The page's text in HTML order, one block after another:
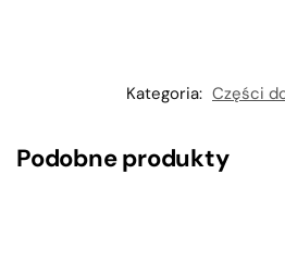
Kategoria: Części
Podobne produkty